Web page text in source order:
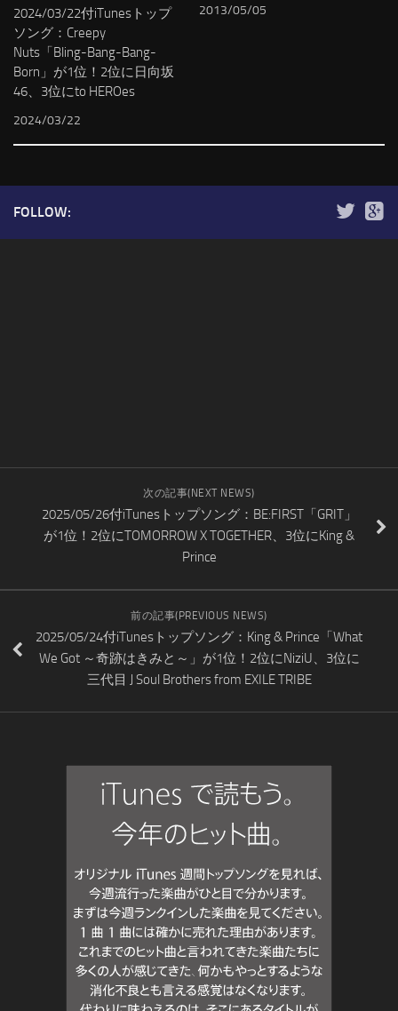
2024/03/22付iTunesトップ
ソング：Creepy
Nuts「Bling-Bang-Bang-
Born」が1位！2位に日向坂
46、3位にto HEROes
2024/03/22
2013/05/05
FOLLOW:
次の記事(NEXT NEWS)
2025/05/26付iTunesトップソング：BE:FIRST「GRIT」
が1位！2位にTOMORROW X TOGETHER、3位にKing &
Prince
前の記事(PREVIOUS NEWS)
2025/05/24付iTunesトップソング：King & Prince「What
We Got ～奇跡はきみと～」が1位！2位にNiziU、3位に
三代目 J Soul Brothers from EXILE TRIBE